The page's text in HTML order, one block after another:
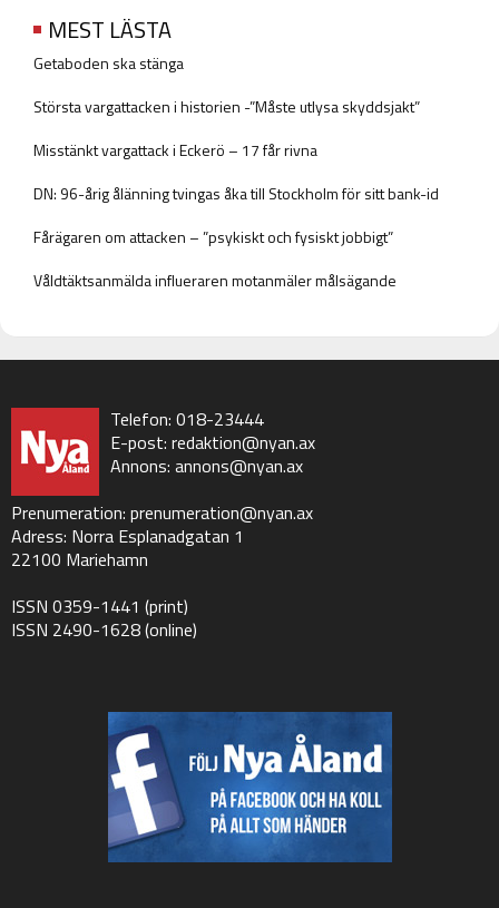
MEST LÄSTA
Getaboden ska stänga
Största vargattacken i historien -”Måste utlysa skyddsjakt”
Misstänkt vargattack i Eckerö – 17 får rivna
DN: 96-årig ålänning tvingas åka till Stockholm för sitt bank-id
Fårägaren om attacken – ”psykiskt och fysiskt jobbigt”
Våldtäktsanmälda influeraren motanmäler målsägande
Telefon: 018-23444
E-post: redaktion@nyan.ax
Annons: annons@nyan.ax
Prenumeration: prenumeration@nyan.ax
Adress: Norra Esplanadgatan 1
22100 Mariehamn
ISSN 0359-1441 (print)
ISSN 2490-1628 (online)